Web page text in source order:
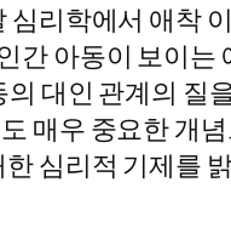
리학에서 애착
아동이 보이는
대인 관계의 질
매우 중요한 개
심리적 기제를